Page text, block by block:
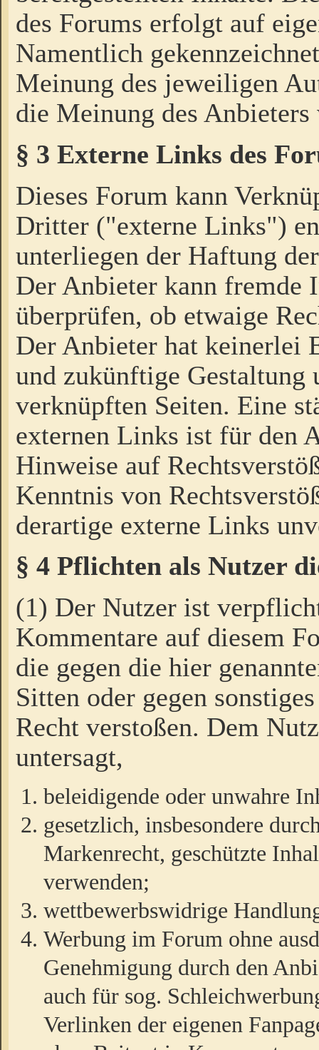
des Forums erfolgt auf
Namentlich
Meinung des jeweiligen
die Meinung des Anbieters
§ 3 Externe Links des
Dieses Forum kann
Dritter ("externe Links")
unterliegen der Haftung
Der Anbieter kann fremde
überprüfen, ob etwaige
Der Anbieter hat keinerlei
und zukünftige Gestaltung
verknüpften Seiten. Eine
externen Links ist für den
Hinweise auf
Kenntnis von
derartige externe Links
§ 4 Pflichten als Nutzer
(1) Der Nutzer ist
Kommentare auf diesem
die gegen die hier
Sitten oder gegen
Recht verstoßen. Dem
untersagt,
beleidigende oder unwahre
gesetzlich, insbesondere
Markenrecht, geschützte
verwenden;
wettbewerbswidrige
Werbung im Forum ohne
Genehmigung durch den
auch für sog.
Verlinken der eigenen